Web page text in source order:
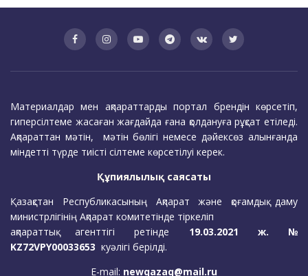
Материалдар мен ақпараттарды портал брендін көрсетіп,
гиперсілтеме жасаған жағдайда ғана қолдануға рұқсат етіледі.
Ақпараттан мәтін, мәтін бөлігі немесе дәйексөз алынғанда
міндетті түрде тиісті сілтеме көрсетілуі керек.
Құпиялылық саясаты
Қазақстан Республикасының Ақпарат және қоғамдық даму
министрлігінің Ақпарат комитетінде тіркеліп
ақпараттық агенттігі ретінде 19.03.2021 ж. №
KZ72VPY00033653 куәлігі берілді.
E-mail: newqazaq@mail.ru